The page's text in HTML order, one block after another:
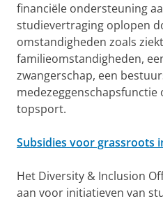
financiële ondersteuning
studievertraging oplopen
omstandigheden zoals
familieomstandigheden,
zwangerschap, een
medezeggenschapsfunctie
topsport.
Subsidies voor grassroots
Het Diversity & Inclusion
aan voor initiatieven van